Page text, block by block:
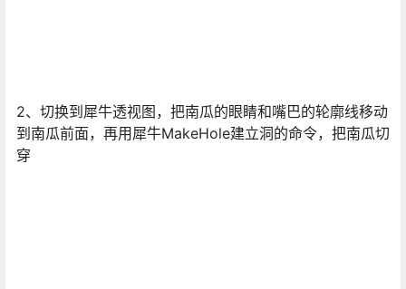
2、切换到犀牛透视图，把南瓜的眼睛和嘴巴的轮廓线移动
到南瓜前面，再用犀牛MakeHole建立洞的命令，把南瓜切
穿